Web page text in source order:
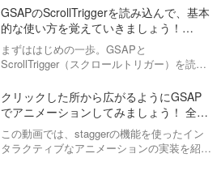
が、今回はユーザーに待たせているのを感じ
させにくいローディン…
GSAPのScrollTriggerを読み込んで、基本
的な使い方を覚えていきましょう！
GSAP ScrollTrigger #2
まずははじめの一歩。GSAPと
ScrollTrigger（スクロールトリガー）を読み
でいきましょう！動画内で説明していた、
GSAPの各URLはこちらhttps…
クリックした所から広がるようにGSAP
でアニメーションしてみましょう！ 全２
回（第１回目） GSAP #15
この動画では、staggerの機能を使ったイン
タラクティブなアニメーションの実装を紹介